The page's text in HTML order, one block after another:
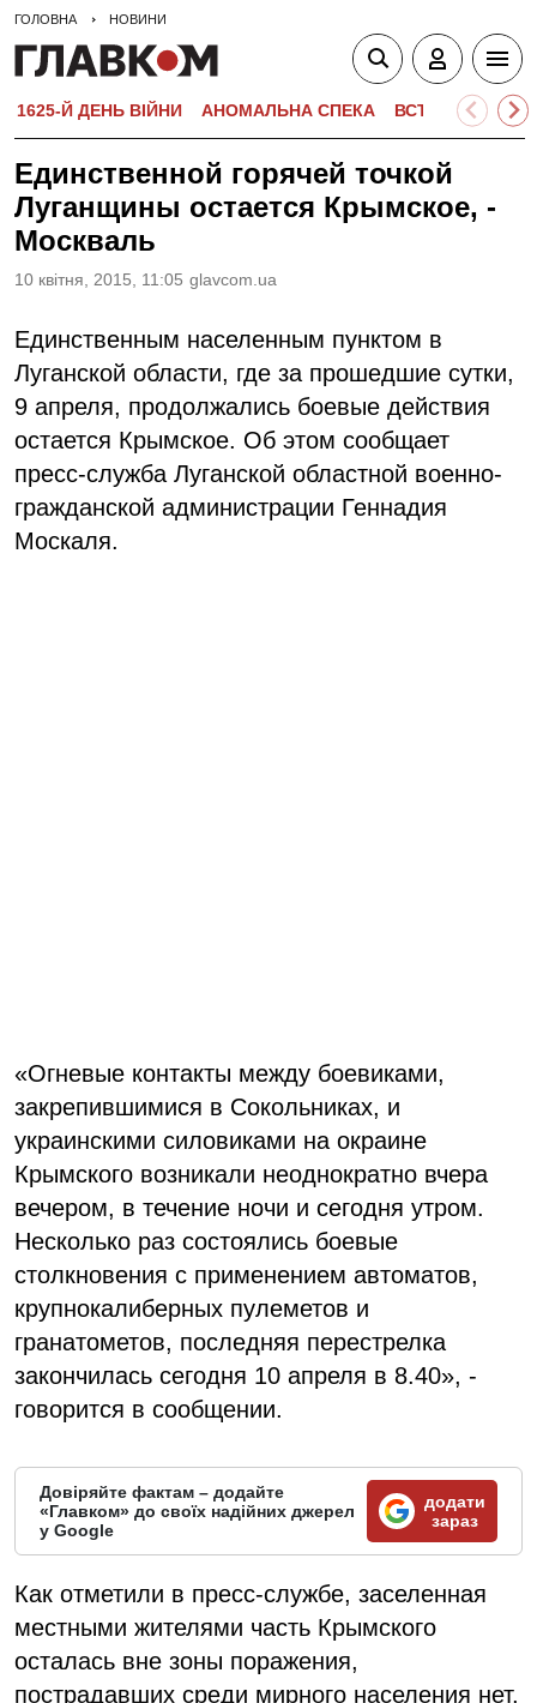
ГОЛОВНА НОВИНИ
1625-Й ДЕНЬ ВІЙНИ АНОМАЛЬНА СПЕКА ВСТУПНА
Единственной горячей точкой
Луганщины остается Крымское, -
Москваль
10 квiтня, 2015, 11:05 glavcom.ua
Единственным населенным пунктом в
Луганской области, где за прошедшие сутки,
9 апреля, продолжались боевые действия
остается Крымское. Об этом сообщает
пресс-служба Луганской областной военно-
гражданской администрации Геннадия
Москаля.
«Огневые контакты между боевиками,
закрепившимися в Сокольниках, и
украинскими силовиками на окраине
Крымского возникали неоднократно вчера
вечером, в течение ночи и сегодня утром.
Несколько раз состоялись боевые
столкновения с применением автоматов,
крупнокалиберных пулеметов и
гранатометов, последняя перестрелка
закончилась сегодня 10 апреля в 8.40», -
говорится в сообщении.
Довіряйте фактам – додайте
«Главком» до своїх надійних джерел
у Google
додати
зараз
Как отметили в пресс-службе, заселенная
местными жителями часть Крымского
осталась вне зоны поражения,
пострадавших среди мирного населения нет,